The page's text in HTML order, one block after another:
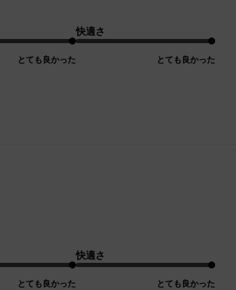
とても良かった
快適さ
とても良かった
とても良かった
快適さ
とても良かった